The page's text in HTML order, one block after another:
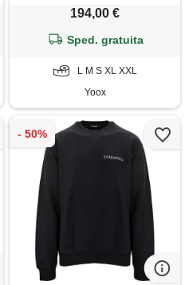
194,00 €
Sped. gratuita
L M S XL XXL
Yoox